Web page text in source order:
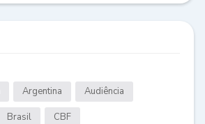
Argentina Audiência
Brasil CBF